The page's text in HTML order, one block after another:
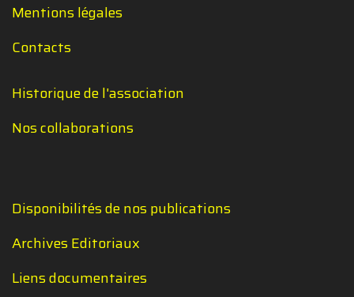
Mentions légales
Contacts
Historique de l'association
Nos collaborations
Disponibilités de nos publications
Archives Editoriaux
Liens documentaires